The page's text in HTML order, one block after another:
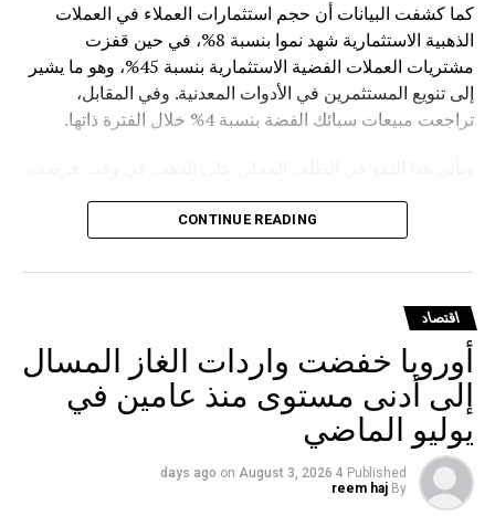
كما كشفت البيانات أن حجم استثمارات العملاء في العملات
الذهبية الاستثمارية شهد نموا بنسبة 8%، في حين قفزت
مشتريات العملات الفضية الاستثمارية بنسبة 45%، وهو ما يشير
إلى تنويع المستثمرين في الأدوات المعدنية. وفي المقابل،
تراجعت مبيعات سبائك الفضة بنسبة 4% خلال الفترة ذاتها.
بوتين في مارس الماضي مرسوما يمنع تصدير سبائك الذهب التي
المغادرين من مطارات موسكو الثلاثة (شيريميتيفو ودوموديدوفو
وفنوكوفو) ومطار فلاديفوستوك (كنيفيتشي) بشرط حصولهم
على تصريح مسبق من هيئة الرقابة الروسية على المعادن
الثمينة.
CONTINUE READING
اقتصاد
أوروبا خفضت واردات الغاز المسال
إلى أدنى مستوى منذ عامين في
يوليو الماضي
Published
4 days ago
on August 3, 2026
By
reem haj